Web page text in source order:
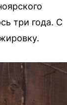
три года. С